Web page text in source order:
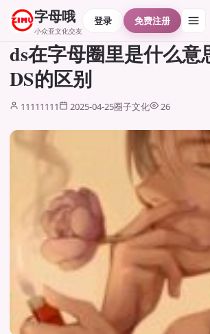
字母哦
小众亚文化交友
登录 免费注册
ds在字母圈里是什么意
DS的区别
11111111 2025-04-25圈子文化 26